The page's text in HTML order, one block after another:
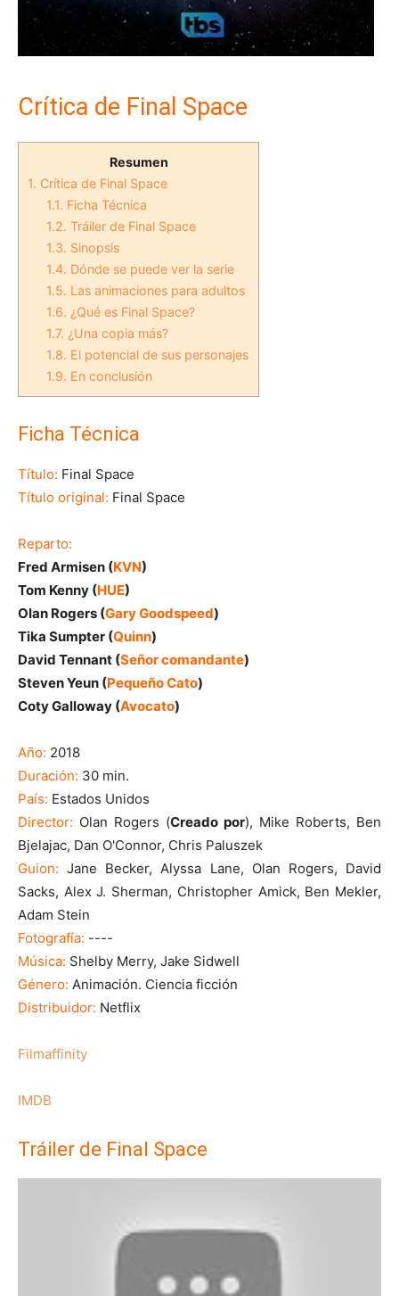
Crítica de Final Space
Resumen
1. Crítica de Final Space
1.1. Ficha Técnica
1.2. Tráiler de Final Space
1.3. Sinopsis
1.4. Dónde se puede ver la serie
1.5. Las animaciones para adultos
1.6. ¿Qué es Final Space?
1.7. ¿Una copia más?
1.8. El potencial de sus personajes
1.9. En conclusión
Ficha Técnica
Título: Final Space
Título original: Final Space
Reparto:
Fred Armisen (KVN)
Tom Kenny (HUE)
Olan Rogers (Gary Goodspeed)
Tika Sumpter (Quinn)
David Tennant (Señor comandante)
Steven Yeun (Pequeño Cato)
Coty Galloway (Avocato)
Año: 2018
Duración: 30 min.
País: Estados Unidos
Director: Olan Rogers (Creado por), Mike Roberts, Ben
Bjelajac, Dan O'Connor, Chris Paluszek
Guion: Jane Becker, Alyssa Lane, Olan Rogers, David
Sacks, Alex J. Sherman, Christopher Amick, Ben Mekler,
Adam Stein
Fotografía: ----
Música: Shelby Merry, Jake Sidwell
Género: Animación. Ciencia ficción
Distribuidor: Netflix
Filmaffinity
IMDB
Tráiler de Final Space